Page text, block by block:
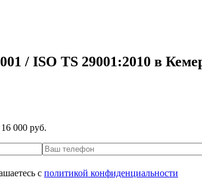
/ ISO TS 29001:2010 в
000 руб.
с политикой конфиденциальности